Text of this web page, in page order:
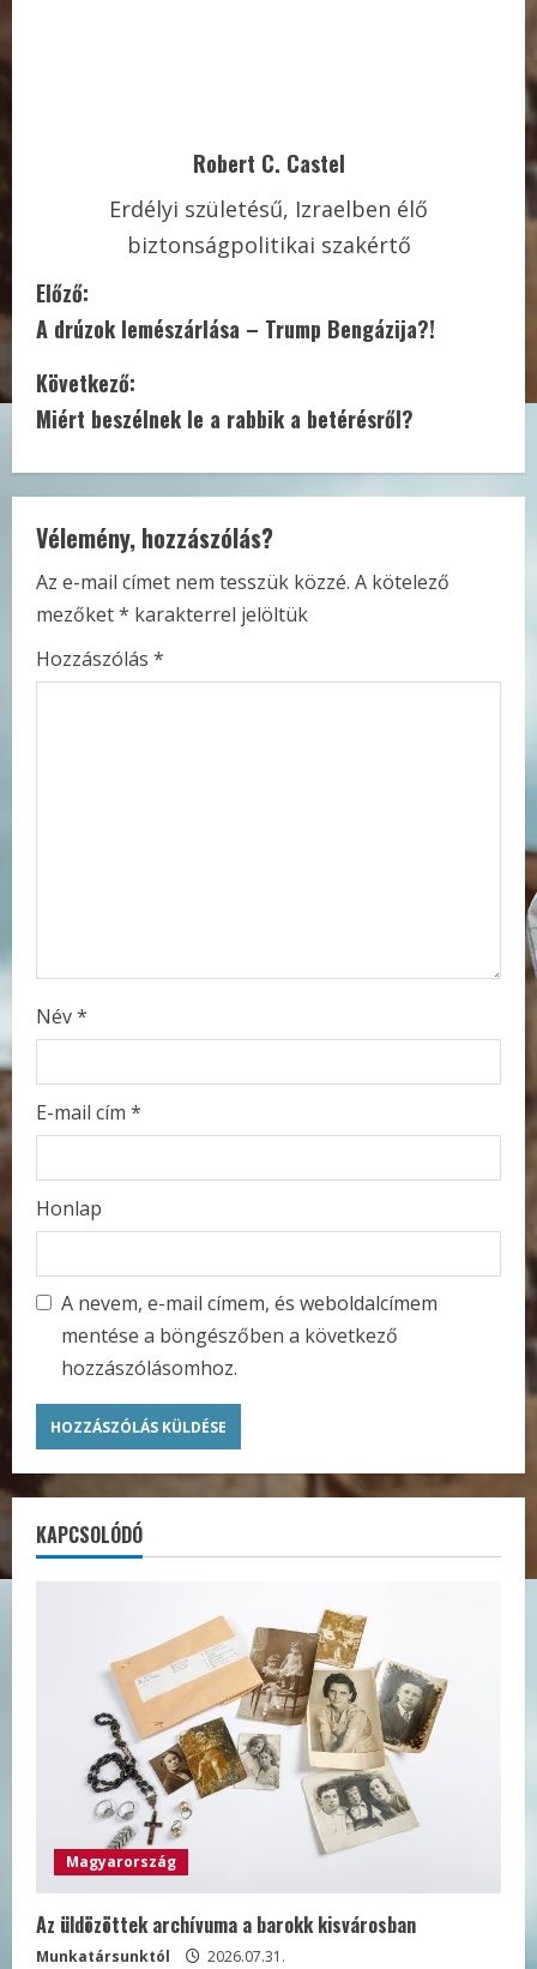
Robert C. Castel
Erdélyi születésű, Izraelben élő
biztonságpolitikai szakértő
C
o
n
i
n
u
e
g
Előző:
A drúzok lemészárlása – Trump Bengázija?!
Következő:
Miért beszélnek le a rabbik a betérésről?
Vélemény, hozzászólás?
Az e-mail címet nem tesszük közzé. A kötelező
mezőket* karakterrel jelöltük
Hozzászólás *
Név*
E-mail cím *
Honlap
A nevem, e-mail címem, és weboldalcímem
mentése a böngészőben a következő
hozzászólásomhoz.
KAPCSOLÓDÓ
Magyarország
Az üldözöttek archívuma a barokk kisvárosban
Munkatársunktól 2026.07.31.